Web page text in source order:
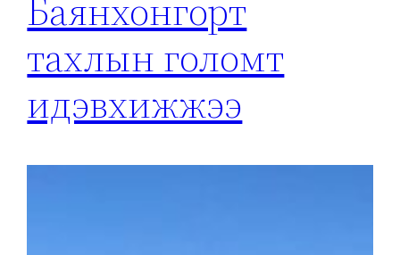
Баянхонгорт
тахлын голомт
идэвхижжээ